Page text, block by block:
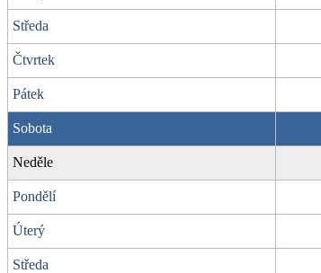
Středa
Čtvrtek
Pátek
Sobota
Neděle
Pondělí
Úterý
Středa